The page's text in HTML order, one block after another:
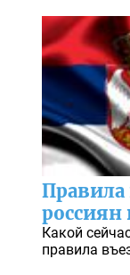
Правила
россиян
Какой
правила